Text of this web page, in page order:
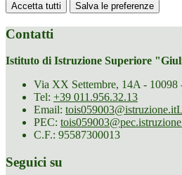
Accetta tutti Salva le preferenze
Contatti
Istituto di Istruzione Superiore
Via XX Settembre, 14A -
Tel: +39 011.956.32.13
Email: tois059003@istruzione.it
PEC:
C.F.: 95587300013
Seguici su